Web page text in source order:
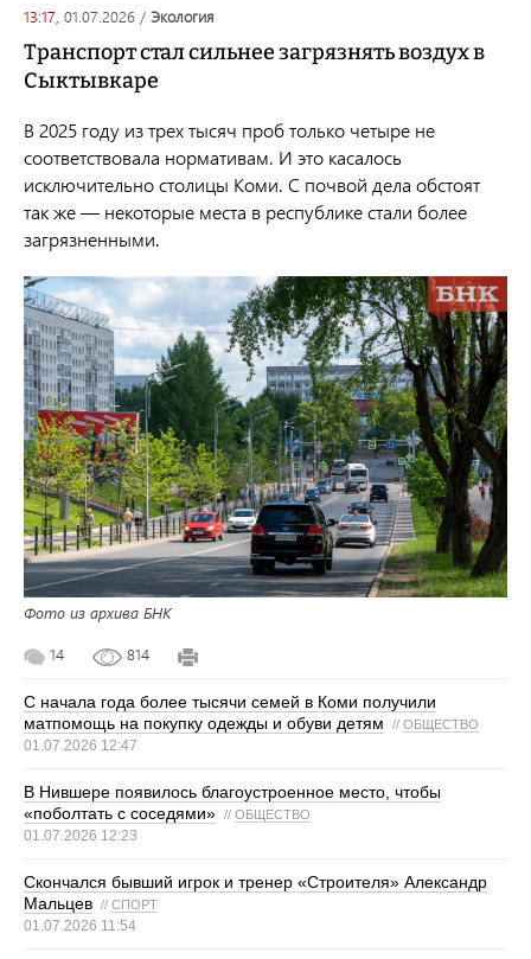
13:17, 01.07.2026 / экология
Транспорт стал сильнее загрязнять воздух в
Сыктывкаре
В 2025 году из трех тысяч проб только четыре не
соответствовала нормативам. И это касалось
исключительно столицы Коми. С почвой дела обстоят
так же — некоторые места в республике стали более
загрязненными.
Фото из архива БНК
14 814
С начала года более тысячи семей в Коми получили
матпомощь на покупку одежды и обуви детям
// ОБЩЕСТВО
01.07.2026 12:47
В Нившере появилось благоустроенное место, чтобы
«поболтать с соседями» // ОБЩЕСТВО
01.07.2026 12:23
Скончался бывший игрок и тренер «Строителя» Александр
Мальцев // СПОРТ
01.07.2026 11:54